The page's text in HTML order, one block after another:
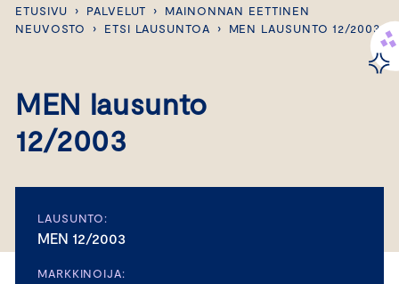
ETUSIVU › PALVELUT ›
MAINONNAN EETTINEN
NEUVOSTO
› ETSI LAUSUNTOA › MEN LAUSUNTO 12/2003
MEN lausunto
12/2003
LAUSUNTO:
MEN 12/2003
MARKKINOIJA: